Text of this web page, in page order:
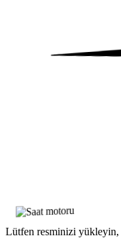
Lütfen resminizi yükleyin,